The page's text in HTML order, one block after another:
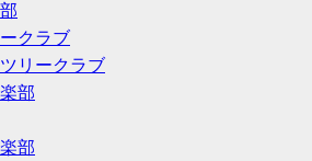
クラブ
リークラブ
部
部